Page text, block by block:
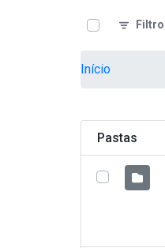
teste descricaoFiltro
Início
Pastas